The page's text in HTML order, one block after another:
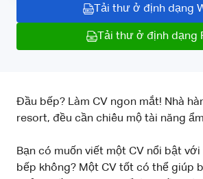
Tải thư ở định dạng
Tải thư ở định dạng
Đầu bếp? Làm CV ngon mắt! Nhà
resort, đều cần chiêu mộ tài năng
Bạn có muốn viết một CV nổi bật
bếp không? Một CV tốt có thể giúp